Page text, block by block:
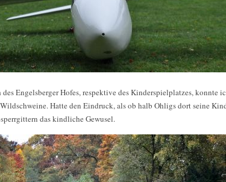
des Engelsberger Hofes, respektive des Kinderspielplatzes, konnte
Hatte den Eindruck, als ob halb Ohligs dort seine
das kindliche Gewusel.